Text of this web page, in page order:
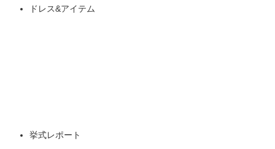
ドレス&アイテム
挙式レポート